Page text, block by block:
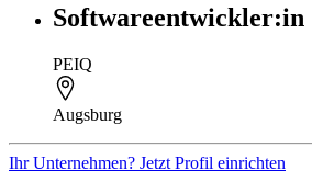
Softwareentwickler:in
PEIQ
Augsburg
Ihr Unternehmen? Jetzt Profil einrichten